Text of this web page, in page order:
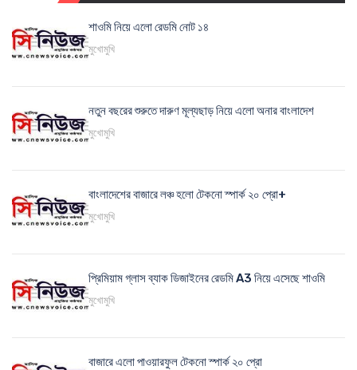
শাওমি নিয়ে এলো রেডমি নোট ১৪
মুখোমুখি
নতুন বছরের শুরুতে দারুণ মূল্যছাড় নিয়ে এলো অনার বাংলাদেশ
মুখোমুখি
বাংলাদেশের বাজারে লঞ্চ হলো টেকনো স্পার্ক ২০ প্রো+
মুখোমুখি
প্রিমিয়াম গ্লাস ব্যাক ডিজাইনের রেডমি A3 নিয়ে এসেছে শাওমি
মুখোমুখি
বাজারে এলো পাওয়ারফুল টেকনো স্পার্ক ২০ প্রো